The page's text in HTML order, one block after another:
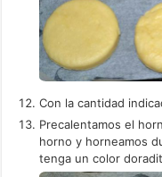
Con la cantidad
Precalentamos el
horno y horneamos
tenga un color